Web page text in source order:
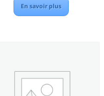
En savoir plus